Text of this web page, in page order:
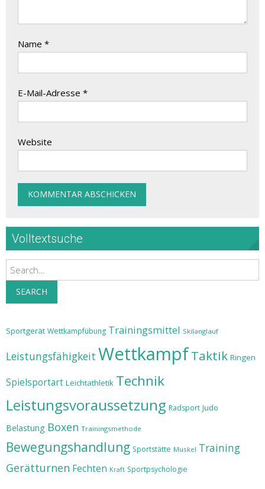
Name *
E-Mail-Adresse *
Website
Volltextsuche
Search
SEARCH
Sportgerät Wettkampfübung Trainingsmittel Skilanglauf
Leistungsfähigkeit WettkampfTaktik Ringen
Spielsportart Leichtathletik Technik
Leistungsvoraussetzung Radsport Judo
Belastung Boxen Trainingsmethode
Bewegungshandlung Sportstätte Muskel Training
Gerätturnen Fechten Kraft Sportpsychologie